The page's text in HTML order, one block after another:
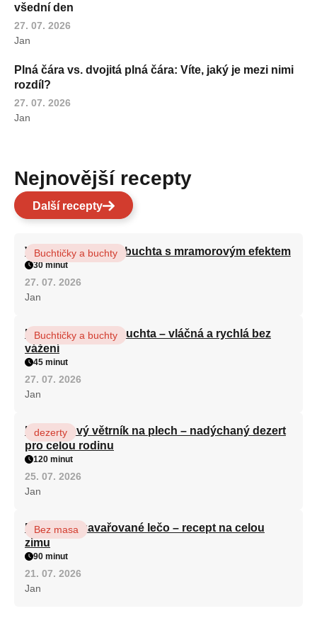
všední den
27. 07. 2026
Jan
Plná čára vs. dvojitá plná čára: Víte, jaký je mezi nimi
rozdíl?
27. 07. 2026
Jan
Nejnovější recepty
Další recepty
Vláčná olejová litá buchta s mramorovým efektem
Buchtičky a buchty
30 minut
27. 07. 2026
Jan
Hrnková maková buchta – vláčná a rychlá bez
vážení
Buchtičky a buchty
45 minut
27. 07. 2026
Jan
Karamelový větrník na plech – nadýchaný dezert
pro celou rodinu
dezerty
120 minut
25. 07. 2026
Jan
Babiččino zavařované lečo – recept na celou
zimu
Bez masa
90 minut
21. 07. 2026
Jan